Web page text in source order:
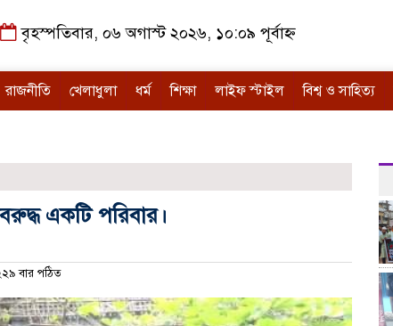
বৃহস্পতিবার, ০৬ অগাস্ট ২০২৬, ১০:০৯ পূর্বাহ্ন
রাজনীতি খেলাধুলা ধর্ম শিক্ষা লাইফ স্টাইল বিশ্ব ও সাহিত্য
একটি পরিবার।
বার পঠিত